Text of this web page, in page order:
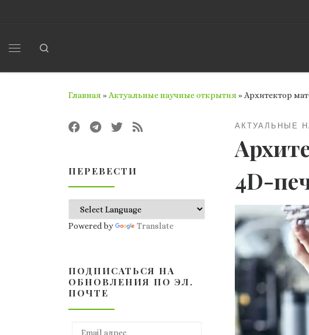
Главная »Актуальные научные открытия »Архитектор
АКТУАЛЬНЫЕ
4D-
ПЕРЕВЕСТИ
Powered by Translate
ПОДПИСАТЬСЯ НА
ОБНОВЛЕНИЯ ПО ЭЛ.
ПОЧТЕ